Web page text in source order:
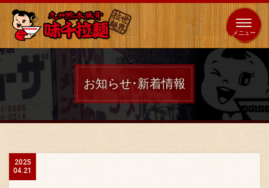
全国
展開 海外 653 店 64 店
ホーム
お知らせ･新着情報
2025
04.21